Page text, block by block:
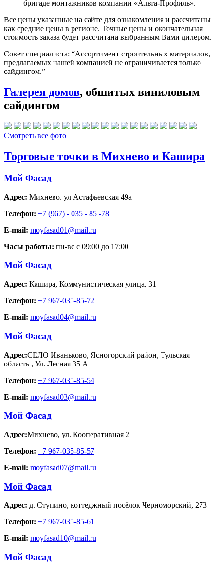
бригаде монтажников компании «Альта-Профиль».
Все цены указанные на сайте для ознакомления и рассчитаны
как средние цены в регионе. Точные цены и окончательная
стоимость заказа будет рассчитана выбранным Вами дилером.
Совет специалиста: “Ассортимент строительных материалов,
предлагаемых нашей компанией не ограничивается только
сайдингом.”
Галерея домов, обшитых виниловым
сайдингом
Смотреть все фото
Торговые точки в Михнево и Кашира
Мой Фасад
Адрес: Михнево, ул Астафьевская 49а
Телефон: +7 (967) - 035 - 85 -78
E-mail: moyfasad01@mail.ru
Часы работы: пн-вс с 09:00 до 17:00
Мой Фасад
Адрес: Кашира, Коммунистическая улица, 31
Телефон: +7 967-035-85-72
E-mail: moyfasad04@mail.ru
Мой Фасад
Адрес:СЕЛО Иваньково, Ясногорский район, Тульская
область , Ул. Лесная 35 А
Телефон: +7 967-035-85-54
E-mail: moyfasad03@mail.ru
Мой Фасад
Адрес:Михнево, ул. Кооперативная 2
Телефон: +7 967-035-85-57
E-mail: moyfasad07@mail.ru
Мой Фасад
Адрес: д. Ступино, коттеджный посёлок Черноморский, 273
Телефон: +7 967-035-85-61
E-mail: moyfasad10@mail.ru
Мой Фасад